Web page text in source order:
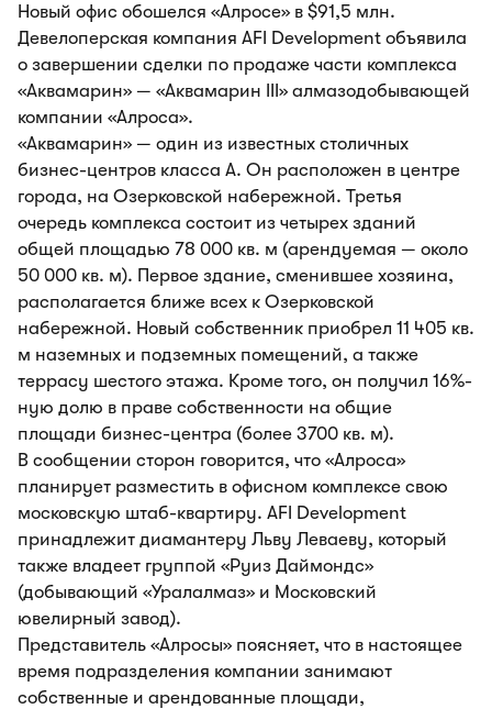
Новый офис обошелся «Алросе» в $91,5 млн.
Девелоперская компания AFI Development объявила
о завершении сделки по продаже части комплекса
«Аквамарин» — «Аквамарин III» алмазодобывающей
компании «Алроса».
«Аквамарин» — один из известных столичных
бизнес-центров класса А. Он расположен в центре
города, на Озерковской набережной. Третья
очередь комплекса состоит из четырех зданий
общей площадью 78 000 кв. м (арендуемая — около
50 000 кв. м). Первое здание, сменившее хозяина,
располагается ближе всех к Озерковской
набережной. Новый собственник приобрел 11 405 кв.
м наземных и подземных помещений, а также
террасу шестого этажа. Кроме того, он получил 16%-
ную долю в праве собственности на общие
площади бизнес-центра (более 3700 кв. м).
В сообщении сторон говорится, что «Алроса»
планирует разместить в офисном комплексе свою
московскую штаб-квартиру. AFI Development
принадлежит диамантеру Льву Леваеву, который
также владеет группой «Руиз Даймондс»
(добывающий «Уралалмаз» и Московский
ювелирный завод).
Представитель «Алросы» поясняет, что в настоящее
время подразделения компании занимают
собственные и арендованные площади,